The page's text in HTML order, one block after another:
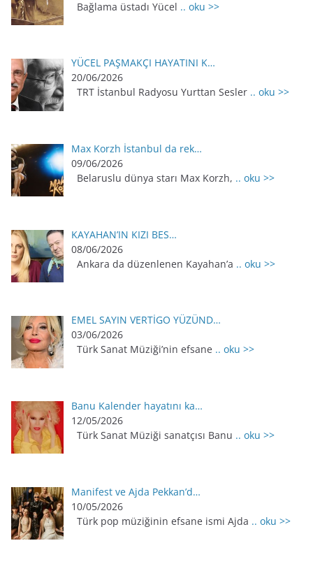
Bağlama üstadı Yücel .. oku >>
YÜCEL PAŞMAKÇI HAYATINI K…
20/06/2026
TRT İstanbul Radyosu Yurttan Sesler .. oku >>
Max Korzh İstanbul da rek…
09/06/2026
Belaruslu dünya starı Max Korzh, .. oku >>
KAYAHAN’IN KIZI BES…
08/06/2026
Ankara da düzenlenen Kayahan’a .. oku >>
EMEL SAYIN VERTİGO YÜZÜND…
03/06/2026
Türk Sanat Müziği’nin efsane .. oku >>
Banu Kalender hayatını ka…
12/05/2026
Türk Sanat Müziği sanatçısı Banu .. oku >>
Manifest ve Ajda Pekkan’d…
10/05/2026
Türk pop müziğinin efsane ismi Ajda .. oku >>